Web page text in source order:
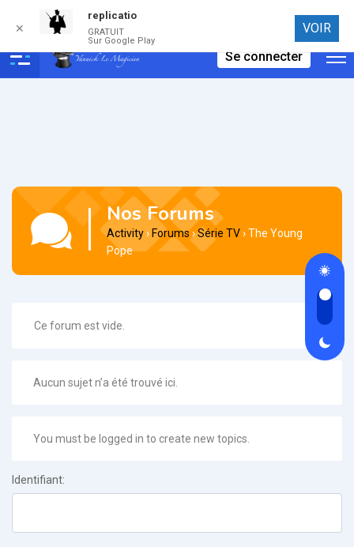
Connexion
Se connecter
Nos Forums
Activity› Forums›Série TV›The Young
Pope
Ce forum est vide.
Aucun sujet n’a été trouvé ici.
You must be logged in to create new topics.
Identifiant:
✕
replicatio
GRATUIT
Sur Google Play
VOIR